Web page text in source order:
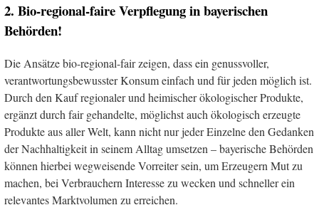
2. Bio-regional-faire Verpflegung in bayerischen
Behörden!
Die Ansätze bio-regional-fair zeigen, dass ein genussvoller,
verantwortungsbewusster Konsum einfach und für jeden möglich ist.
Durch den Kauf regionaler und heimischer ökologischer Produkte,
ergänzt durch fair gehandelte, möglichst auch ökologisch erzeugte
Produkte aus aller Welt, kann nicht nur jeder Einzelne den Gedanken
der Nachhaltigkeit in seinem Alltag umsetzen – bayerische Behörden
können hierbei wegweisende Vorreiter sein, um Erzeugern Mut zu
machen, bei Verbrauchern Interesse zu wecken und schneller ein
relevantes Marktvolumen zu erreichen.